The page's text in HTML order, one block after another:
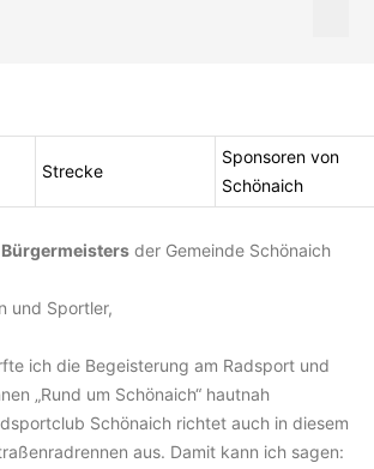
Strecke
Sponsoren von
Schönaich
Bürgermeisters der Gemeinde Schönaich
und Sportler,
ich die Begeisterung am Radsport und
„Rund um Schönaich“ hautnah
Schönaich richtet auch in diesem
aus. Damit kann ich sagen: